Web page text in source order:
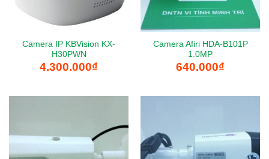
Camera IP KBVision KX-
H30PWN
4.300.000₫
Camera Afiri HDA-B101P
1.0MP
640.000₫